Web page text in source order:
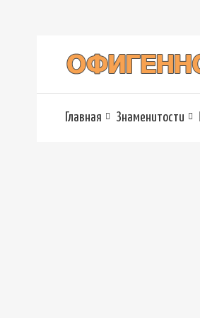
Главная Знаменитости